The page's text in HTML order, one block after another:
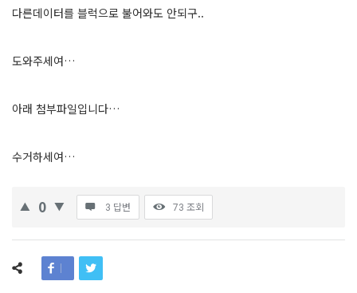
다른데이터를 블럭으로 불어와도 안되구..
도와주세여…
아래 첨부파일입니다…
수거하세여…
0 3 답변 73 조회